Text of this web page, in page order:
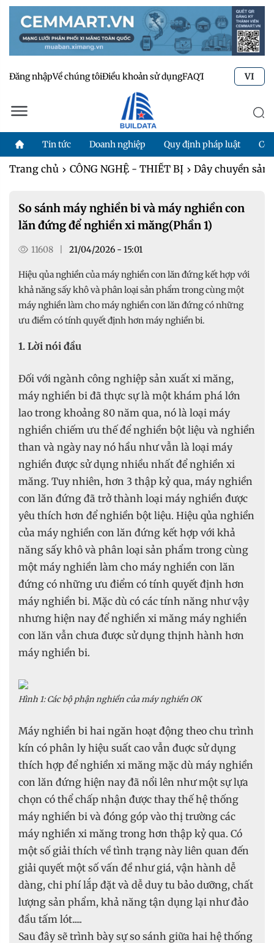
Đăng nhậpVề chúng tôiĐiều khoản sử dụngFAQTư vấn kỹ thuật
VI
Tin tức Doanh nghiệp Quy định pháp luật
Trang chủ CÔNG NGHỆ - THIẾT BỊ Dây chuyền sản
So sánh máy nghiền bi và máy nghiền con
lăn đứng để nghiền xi măng(Phần 1)
11608 21/04/2026 - 15:01
Hiệu qủa nghiền của máy nghiền con lăn đứng kết hợp với
khả năng sấy khô và phân loại sản phẩm trong cùng một
máy nghiền làm cho máy nghiền con lăn đứng có những
ưu điểm có tính quyết định hơn máy nghiền bi.
1. Lời nói đầu
Đối với ngành công nghiệp sản xuất xi măng,
máy nghiền bi đã thực sự là một khám phá lớn
lao trong khoảng 80 năm qua, nó là loại máy
nghiền chiếm ưu thế để nghiền bột liệu và nghiền
than và ngày nay nó hầu như vẫn là loại máy
nghiền được sử dụng nhiều nhất để nghiền xi
măng. Tuy nhiên, hơn 3 thập kỷ qua, máy nghiền
con lăn đứng đã trở thành loại máy nghiền được
yêu thích hơn để nghiền bột liệu. Hiệu qủa nghiền
của máy nghiền con lăn đứng kết hợp với khả
năng sấy khô và phân loại sản phẩm trong cùng
một máy nghiền làm cho máy nghiền con lăn
đứng có những ưu điểm có tính quyết định hơn
máy nghiền bi. Mặc dù có các tính năng như vậy
nhưng hiện nay để nghiền xi măng máy nghiền
con lăn vẫn chưa được sử dụng thịnh hành hơn
máy nghiền bi.
Hình 1: Các bộ phận nghiền của máy nghiền OK
Máy nghiền bi hai ngăn hoạt động theo chu trình
kín có phân ly hiệu suất cao vẫn đuợc sử dụng
thích hợp để nghiền xi măng mặc dù máy nghiền
con lăn đứng hiện nay đã nổi lên như một sự lựa
chọn có thể chấp nhận được thay thế hệ thống
máy nghiền bi và đóng góp vào thị trường các
máy nghiền xi măng trong hơn thập kỷ qua. Có
một số giải thích về tình trạng này liên quan đến
giải quyết một số vấn đề như giá, vận hành dễ
dàng, chi phí lắp đặt và dễ duy tu bảo dưỡng, chất
lượng sản phẩm, khả năng tận dụng lại như đảo
đầu tấm lót.....
Sau đây sẽ trình bày sự so sánh giữa hai hệ thống